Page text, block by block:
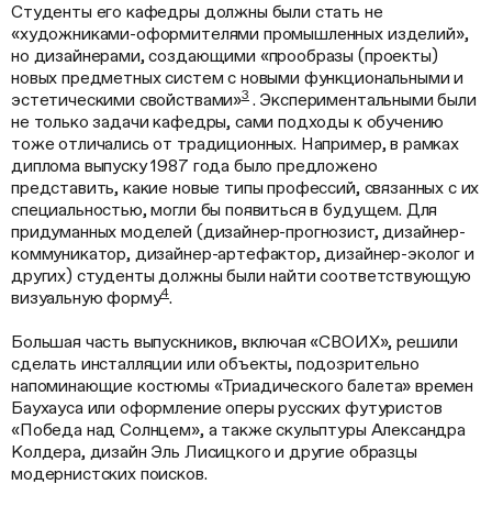
Студенты его кафедры должны были стать не
«художниками-оформителями промышленных изделий»,
но дизайнерами, создающими «прообразы (проекты)
новых предметных систем с новыми функциональными и
эстетическими свойствами»3 . Экспериментальными были
не только задачи кафедры, сами подходы к обучению
тоже отличались от традиционных. Например, в рамках
диплома выпуску 1987 года было предложено
представить, какие новые типы профессий, связанных с их
специальностью, могли бы появиться в будущем. Для
придуманных моделей (дизайнер-прогнозист, дизайнер-
коммуникатор, дизайнер-артефактор, дизайнер-эколог и
других) студенты должны были найти соответствующую
визуальную форму4.
Большая часть выпускников, включая «СВОИХ», решили
сделать инсталляции или объекты, подозрительно
напоминающие костюмы «Триадического балета» времен
Баухауса или оформление оперы русских футуристов
«Победа над Солнцем», а также скульптуры Александра
Колдера, дизайн Эль Лисицкого и другие образцы
модернистских поисков.